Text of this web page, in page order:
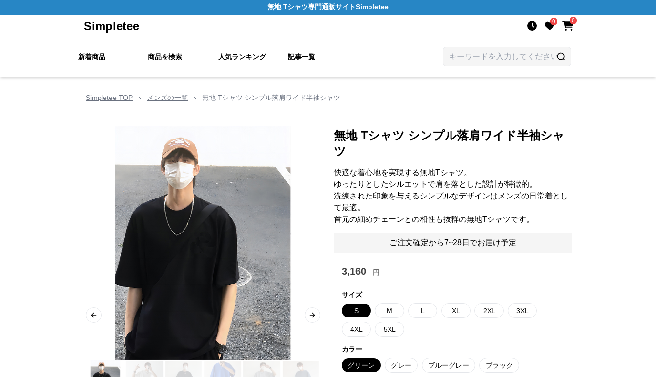
無地 Tシャツ専門通販サイトSimpletee
Simpletee 0 0
新着商品 商品を検索 人気ランキング 記事一覧
Simpletee TOP › メンズの一覧 › 無地 Tシャツ シンプル落肩ワイド半袖シャツ
Previous slide Next slide
無地 Tシャツ シンプル落肩ワイド半袖シャ
ツ
快適な着心地を実現する無地Tシャツ。
ゆったりとしたシルエットで肩を落とした設計が特徴的。
洗練された印象を与えるシンプルなデザインはメンズの日常着とし
て最適。
首元の細めチェーンとの相性も抜群の無地Tシャツです。
ご注文確定から7~28日でお届け予定
3,160 円
サイズ
S M L XL 2XL 3XL
4XL 5XL
カラー
グリーン グレー ブルーグレー ブラック